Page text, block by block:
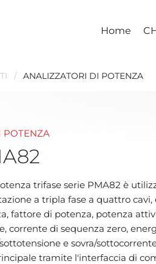
Home
ANALIZZATORI DI POTENZA
POTENZA
trifase serie PMA82 è
a tripla fase a quattro cavi,
fattore di potenza, potenza
corrente di sequenza zero,
e sovra/
tramite l'interfaccia di